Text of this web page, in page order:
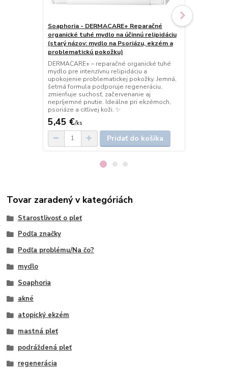
Soaphoria - DERMACARE+ Reparačné
organické tuhé mydlo na účinnú relipidáciu
(starý názov: mydlo na Psoriázu, ekzém a
problematickú pokožku)
DERMACARE+ – reparačné organické tuhé
mydlo pre intenzívnu relipidáciu a
upokojenie problematickej pokožky. Jemná,
šetrná formula podporuje regeneráciu,
zmierňuje suchosť, začervenanie aj
nepríjemné pnutie. Ideálne pri ekzémoch,
psoriáze a citlivej koži. ✨
5,45 €/ks
Pridať do košíka
Soaphoria
Tovar zaradený v kategóriách
Starostlivosť o pleť
Podľa značky
Podľa problému/Na čo?
mydlo
Soaphoria
akné
atopický ekzém
mastná pleť
podráždená pleť
regenerácia